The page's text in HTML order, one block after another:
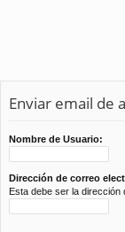
Enviar email de
Nombre de Usuario:
Dirección de correo
Esta debe ser la dirección